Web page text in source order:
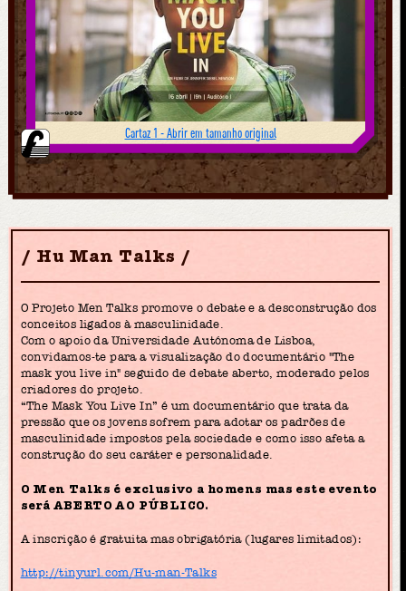
Cartaz 1 - Abrir em tamanho original
Hu Man Talks
O Projeto Men Talks promove o debate e a desconstrução dos
conceitos ligados à masculinidade.
Com o apoio da Universidade Autónoma de Lisboa,
convidamos-te para a visualização do documentário "The
mask you live in" seguido de debate aberto, moderado pelos
criadores do projeto.
“The Mask You Live In” é um documentário que trata da
pressão que os jovens sofrem para adotar os padrões de
masculinidade impostos pela sociedade e como isso afeta a
construção do seu caráter e personalidade.
O Men Talks é exclusivo a homens mas este evento
será ABERTO AO PÚBLICO.
A inscrição é gratuita mas obrigatória (lugares limitados):
http://tinyurl.com/Hu-man-Talks